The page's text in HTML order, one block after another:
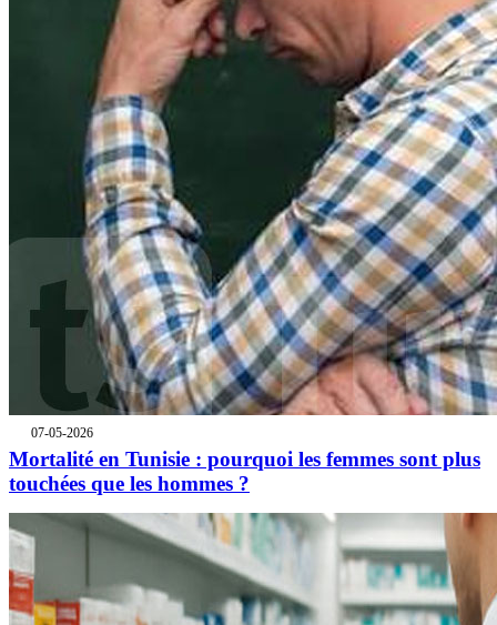
07-05-2026
Mortalité en Tunisie : pourquoi les femmes sont plus
touchées que les hommes ?